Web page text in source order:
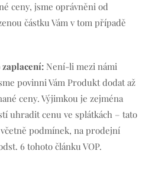
ceny, jsme oprávněni od
částku Vám v tom případě
Není-li mezi námi
povinni Vám Produkt dodat až
ceny. Výjimkou je zejména
uhradit cenu ve splátkách – tato
podmínek, na prodejní
6 tohoto článku VOP.